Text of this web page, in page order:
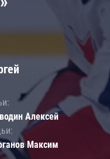
Алексей
Максим